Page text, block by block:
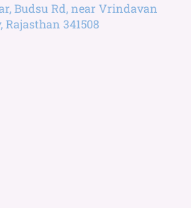
Budsu Rd, near Vrindavan
341508